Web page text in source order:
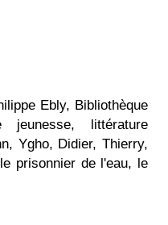
Ebly, Bibliothèque
jeunesse, littérature
Ygho, Didier, Thierry,
prisonnier de l'eau, le